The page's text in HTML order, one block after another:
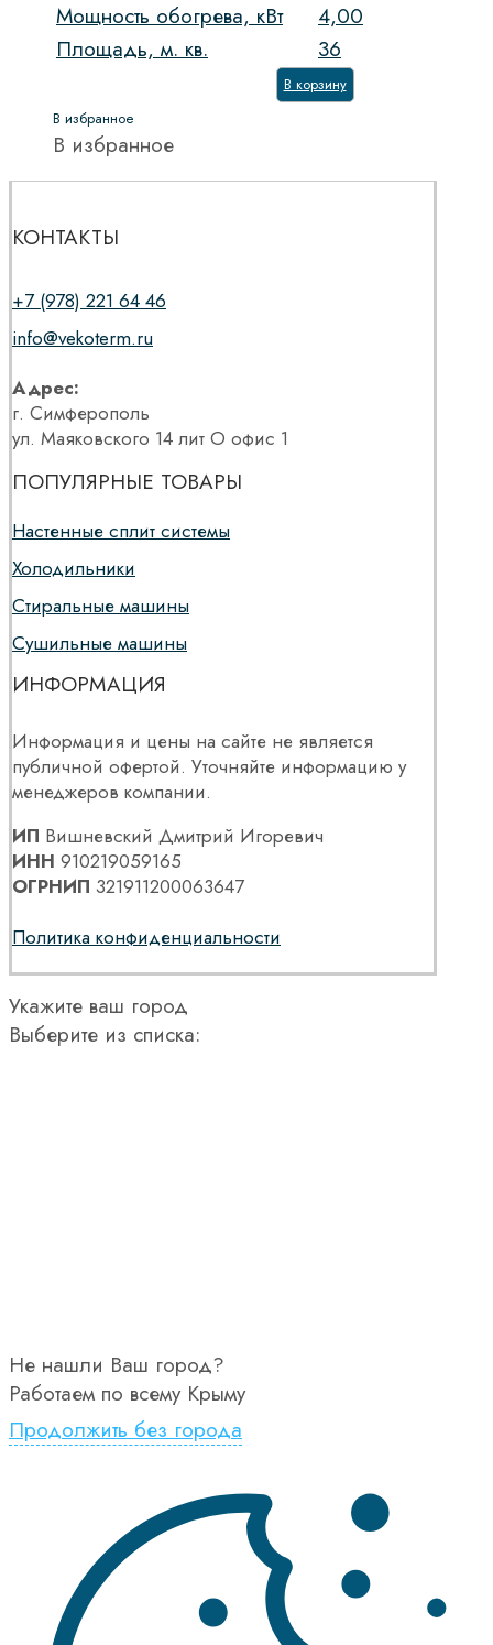
Мощность обогрева, кВт
4,00
Площадь, м. кв.
36
В корзину
В избранное
В избранное
КОНТАКТЫ
+7 (978) 221 64 46
info@vekoterm.ru
Адрес:
г. Симферополь
ул. Маяковского 14 лит О офис 1
ПОПУЛЯРНЫЕ ТОВАРЫ
Настенные сплит системы
Холодильники
Стиральные машины
Сушильные машины
ИНФОРМАЦИЯ
Информация и цены на сайте не является
публичной офертой. Уточняйте информацию у
менеджеров компании.
ИП Вишневский Дмитрий Игоревич
ИНН 910219059165
ОГРНИП 321911200063647
Политика конфиденциальности
Укажите ваш город
Выберите из списка:
Не нашли Ваш город?
Работаем по всему Крыму
Продолжить без города